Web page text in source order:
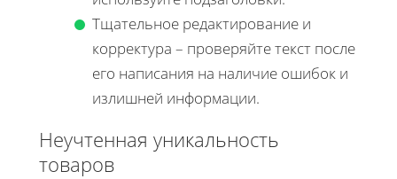
Тщательное редактирование и
корректура – проверяйте текст после
его написания на наличие ошибок и
излишней информации.
Неучтенная уникальность
товаров